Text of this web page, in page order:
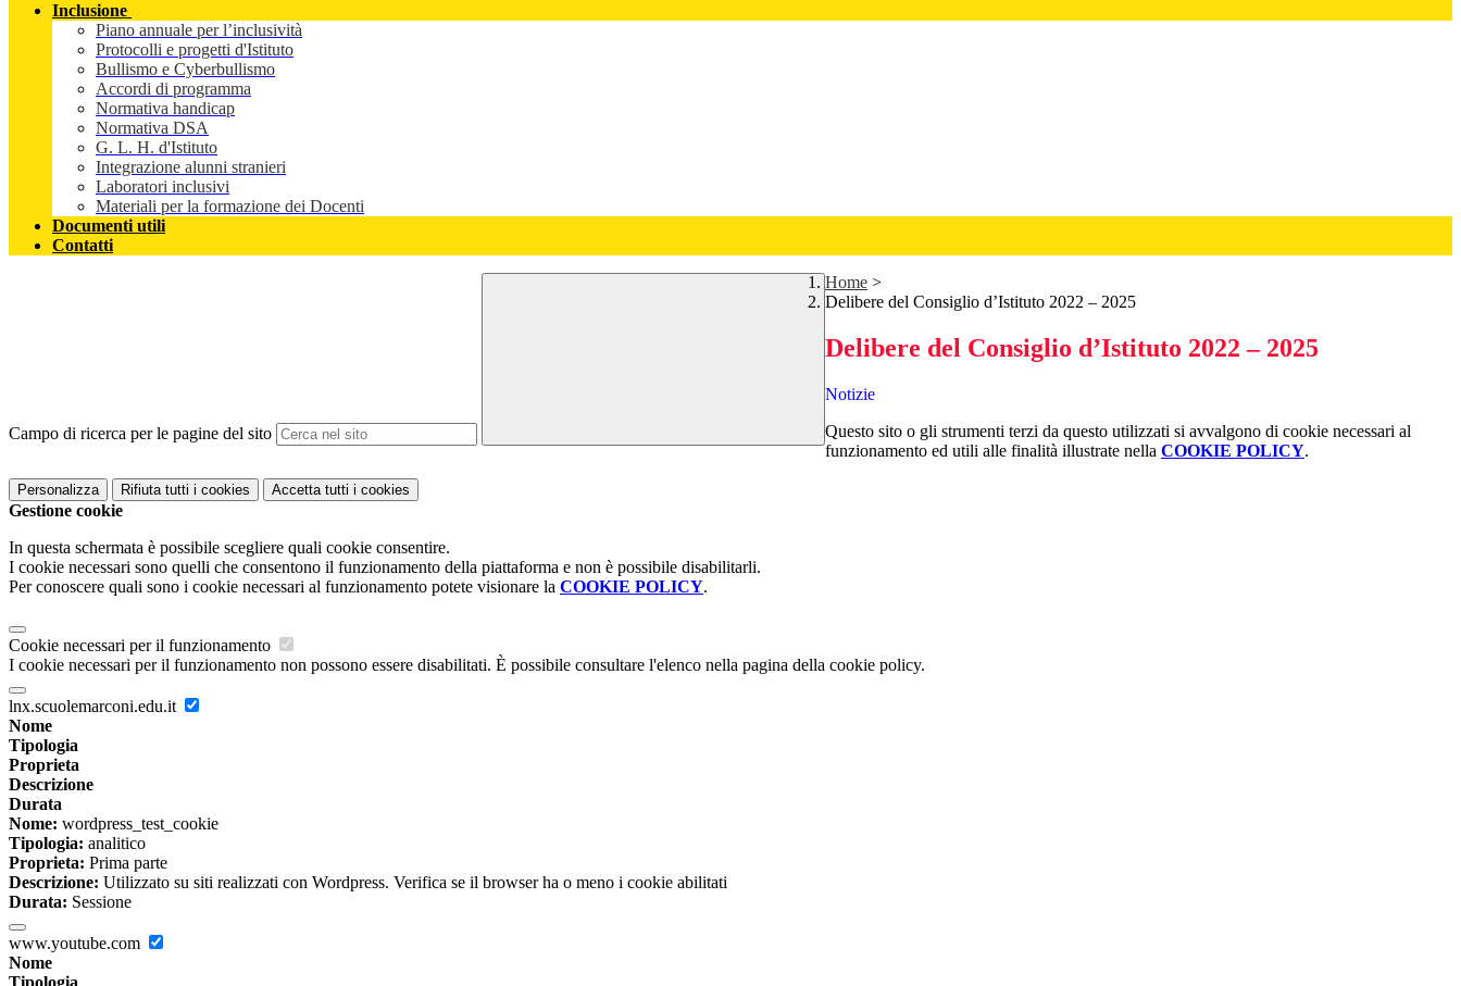
Inclusione
Piano annuale per l’inclusività
Protocolli e progetti d'Istituto
Bullismo e Cyberbullismo
Accordi di programma
Normativa handicap
Normativa DSA
G. L. H. d'Istituto
Integrazione alunni stranieri
Laboratori inclusivi
Materiali per la formazione dei Docenti
Documenti utili
Contatti
Campo di ricerca per le pagine del sito
Home >
Delibere del Consiglio d’Istituto 2022 – 2025
Delibere del Consiglio d’Istituto 2022 – 2025
Notizie
Questo sito o gli strumenti terzi da questo utilizzati si avvalgono di cookie necessari al
funzionamento ed utili alle finalità illustrate nella COOKIE POLICY.
Personalizza Rifiuta tutti i cookies Accetta tutti i cookies
Gestione cookie
In questa schermata è possibile scegliere quali cookie consentire.
I cookie necessari sono quelli che consentono il funzionamento della piattaforma e non è possibile disabilitarli.
Per conoscere quali sono i cookie necessari al funzionamento potete visionare la COOKIE POLICY.
Cookie necessari per il funzionamento
I cookie necessari per il funzionamento non possono essere disabilitati. È possibile consultare l'elenco nella pagina della cookie policy.
lnx.scuolemarconi.edu.it
Nome
Tipologia
Proprieta
Descrizione
Durata
Nome: wordpress_test_cookie
Tipologia: analitico
Proprieta: Prima parte
Descrizione: Utilizzato su siti realizzati con Wordpress. Verifica se il browser ha o meno i cookie abilitati
Durata: Sessione
www.youtube.com
Nome